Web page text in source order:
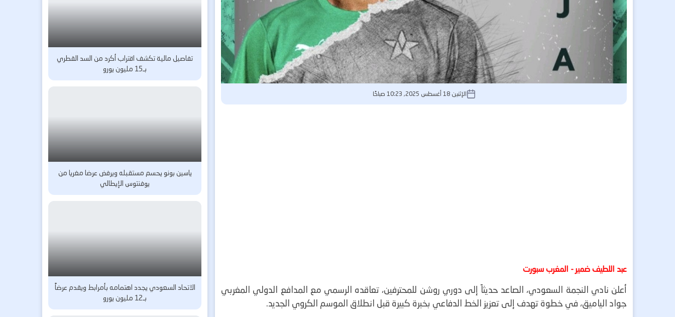
الإثنين 18 أغسطس 2025, 10:23 صباحًا
عبد اللطيف ضمير - المغرب سبورت
أعلن نادي النجمة السعودي، الصاعد حديثاً إلى دوري روشن للمحترفين، تعاقده الرسمي مع المدافع الدولي المغربي
جواد الياميق، في خطوة تهدف إلى تعزيز الخط الدفاعي بخبرة كبيرة قبل انطلاق الموسم الكروي الجديد.
تفاصيل مالية تكشف اقتراب أكرد من السد القطري
بـ15 مليون يورو
ياسين بونو يحسم مستقبله ويرفض عرضا مغريا من
يوفنتوس الإيطالي
الاتحاد السعودي يجدد اهتمامه بأمرابط ويقدم عرضاً
بـ12 مليون يورو